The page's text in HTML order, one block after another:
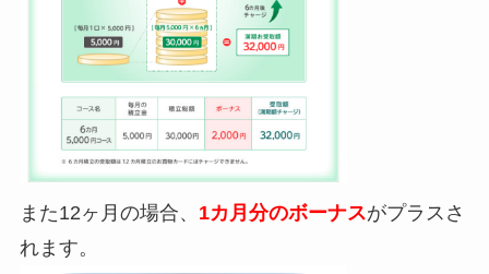
また12ヶ月の場合、 1カ月分のボーナスがプラスさ
れます。